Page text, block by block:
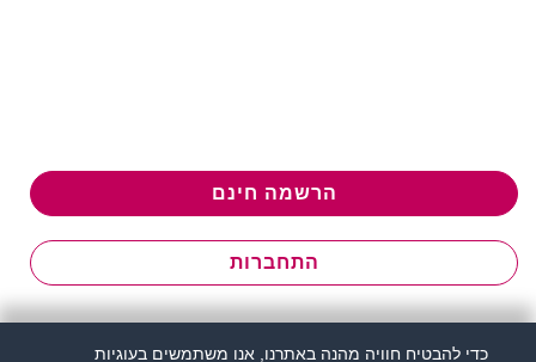
הרשמה חינם
התחברות
כדי להבטיח חוויה מהנה באתרנו, אנו משתמשים בעוגיות